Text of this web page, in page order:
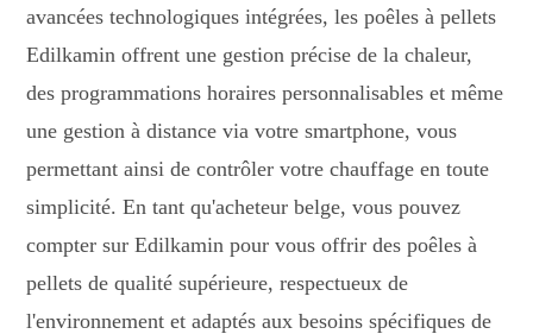
avancées technologiques intégrées, les poêles à pellets
Edilkamin offrent une gestion précise de la chaleur,
des programmations horaires personnalisables et même
une gestion à distance via votre smartphone, vous
permettant ainsi de contrôler votre chauffage en toute
simplicité. En tant qu'acheteur belge, vous pouvez
compter sur Edilkamin pour vous offrir des poêles à
pellets de qualité supérieure, respectueux de
l'environnement et adaptés aux besoins spécifiques de